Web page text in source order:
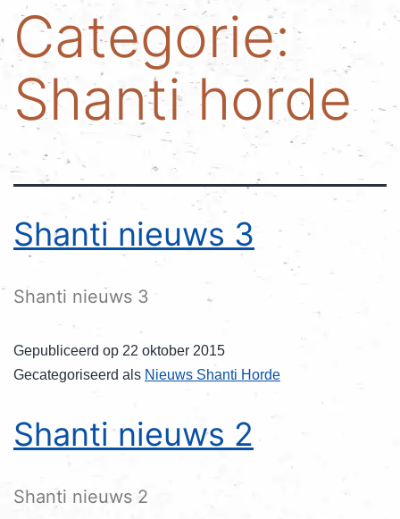
Categorie:
Shanti horde
Shanti nieuws 3
Shanti nieuws 3
Gepubliceerd op 22 oktober 2015
Gecategoriseerd als Nieuws Shanti Horde
Shanti nieuws 2
Shanti nieuws 2